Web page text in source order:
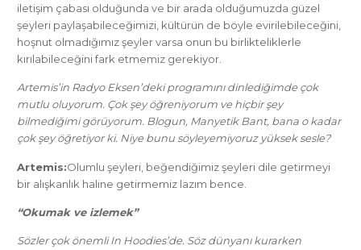
iletişim çabası olduğunda ve bir arada olduğumuzda güzel
şeyleri paylaşabileceğimizi, kültürün de böyle evirilebileceğini,
hoşnut olmadığımız şeyler varsa onun bu birlikteliklerle
kırılabileceğini fark etmemiz gerekiyor.
Artemis’in Radyo Eksen’deki programını dinlediğimde çok
mutlu oluyorum. Çok şey öğreniyorum ve hiçbir şey
bilmediğimi görüyorum. Blogun, Manyetik Bant, bana o kadar
çok şey öğretiyor ki. Niye bunu söyleyemiyoruz yüksek sesle?
Artemis:Olumlu şeyleri, beğendiğimiz şeyleri dile getirmeyi
bir alışkanlık haline getirmemiz lazım bence.
“Okumak ve izlemek”
Sözler çok önemli In Hoodies’de. Söz dünyanı kurarken